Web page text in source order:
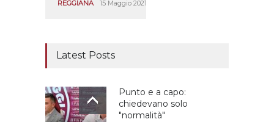
REGGIANA 15 Maggio 2021
Latest Posts
Punto e a capo:
chiedevano solo
"normalità"